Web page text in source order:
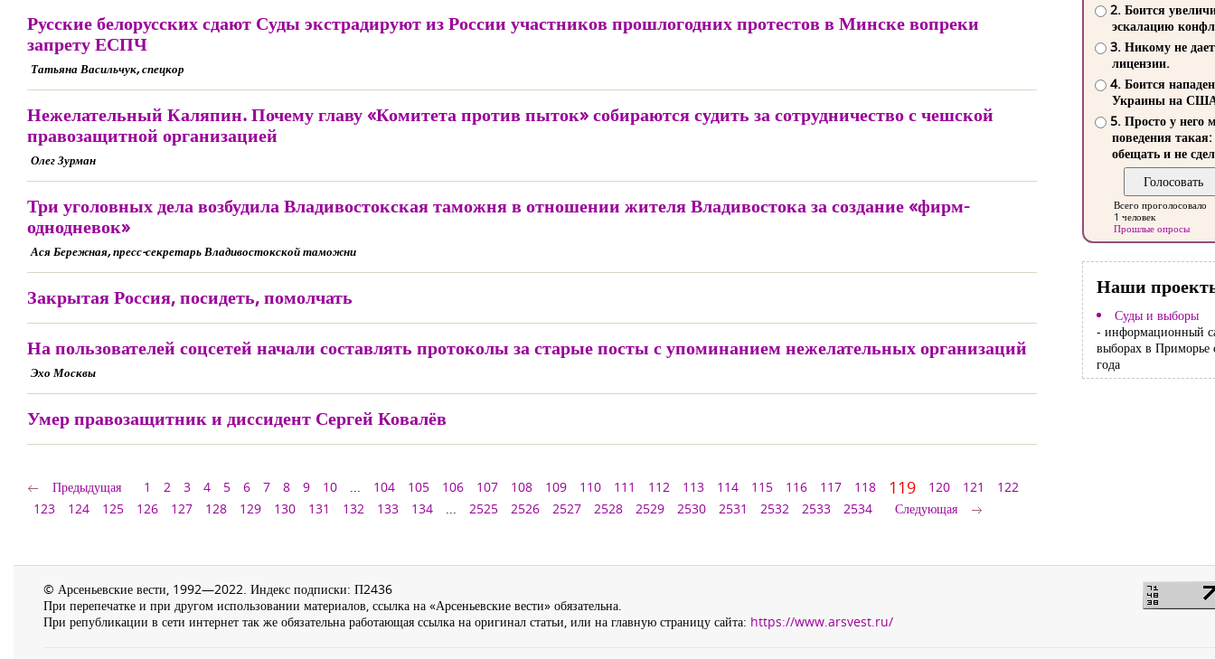
Русские белорусских сдают Суды экстрадируют из России участников прошлогодних протестов в Минске вопреки
запрету ЕСПЧ
Татьяна Васильчук, спецкор
Нежелательный Каляпин. Почему главу «Комитета против пыток» собираются судить за сотрудничество с чешской
правозащитной организацией
Олег Зурман
Три уголовных дела возбудила Владивостокская таможня в отношении жителя Владивостока за создание «фирм-
однодневок»
Ася Бережная, пресс-секретарь Владивостокской таможни
Закрытая Россия, посидеть, помолчать
На пользователей соцсетей начали составлять протоколы за старые посты с упоминанием нежелательных организаций
Эхо Москвы
Умер правозащитник и диссидент Сергей Ковалёв
Предыдущая 1 2 3 4 5 6 7 8 9 10 ... 104 105 106 107 108 109 110 111 112 113 114 115 116 117 118 119 120 121
122
123
124 125 126 127 128 129 130 131 132 133 134 ... 2525 2526 2527 2528 2529 2530 2531 2532 2533 2534 Следующая
2. Боится
эскалацию
3. Никому не
лицензии.
4. Боится
Украины на
5. Просто у него
поведения такая:
обещать и не
Всего проголосовало
1 человек
Прошлые опросы
Наши
Суды и выборы
- информационный
выборах в Приморье
года
© Арсеньевские вести, 1992—2022. Индекс подписки: П2436
При перепечатке и при другом использовании материалов, ссылка на «Арсеньевские вести» обязательна.
При републикации в сети интернет так же обязательна работающая ссылка на оригинал статьи, или на главную страницу сайта: https://www.arsvest.ru/